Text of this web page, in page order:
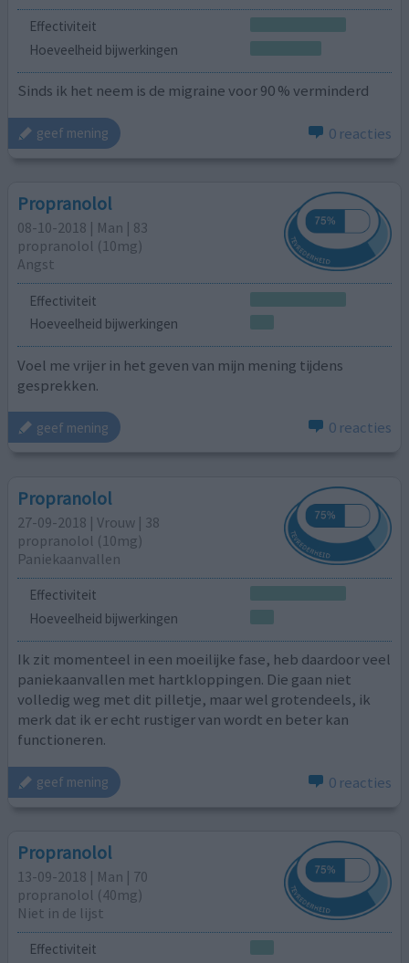
Effectiviteit
Hoeveelheid bijwerkingen
Sinds ik het neem is de migraine voor 90 % verminderd
geef mening 0 reacties
Propranolol
08-10-2018 | Man | 83
propranolol (10mg)
Angst
Effectiviteit
Hoeveelheid bijwerkingen
Voel me vrijer in het geven van mijn mening tijdens
gesprekken.
geef mening 0 reacties
Propranolol
27-09-2018 | Vrouw | 38
propranolol (10mg)
Paniekaanvallen
Effectiviteit
Hoeveelheid bijwerkingen
Ik zit momenteel in een moeilijke fase, heb daardoor veel
paniekaanvallen met hartkloppingen. Die gaan niet
volledig weg met dit pilletje, maar wel grotendeels, ik
merk dat ik er echt rustiger van wordt en beter kan
functioneren.
geef mening 0 reacties
Propranolol
13-09-2018 | Man | 70
propranolol (40mg)
Niet in de lijst
Effectiviteit